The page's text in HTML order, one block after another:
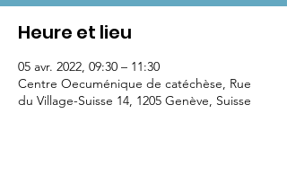
Heure et lieu
05 avr. 2022, 09:30 – 11:30
Centre Oecuménique de catéchèse, Rue
du Village-Suisse 14, 1205 Genève, Suisse